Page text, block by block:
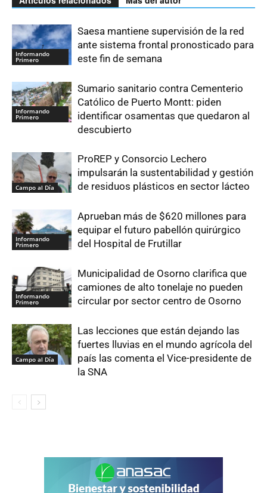
Informando
Primero
Saesa mantiene supervisión de la red
ante sistema frontal pronosticado para
este fin de semana
Informando
Primero
Sumario sanitario contra Cementerio
Católico de Puerto Montt: piden
identificar osamentas que quedaron al
descubierto
Campo al Día
ProREP y Consorcio Lechero
impulsarán la sustentabilidad y gestión
de residuos plásticos en sector lácteo
Informando
Primero
Aprueban más de $620 millones para
equipar el futuro pabellón quirúrgico
del Hospital de Frutillar
Informando
Primero
Municipalidad de Osorno clarifica que
camiones de alto tonelaje no pueden
circular por sector centro de Osorno
Campo al Día
Las lecciones que están dejando las
fuertes lluvias en el mundo agrícola del
país las comenta el Vice-presidente de
la SNA